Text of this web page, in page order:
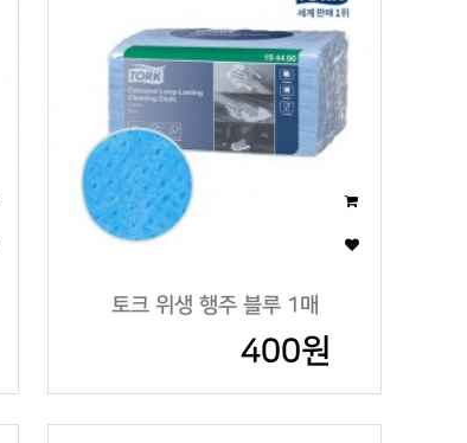
토크 위생 행주 블루 1매
400원